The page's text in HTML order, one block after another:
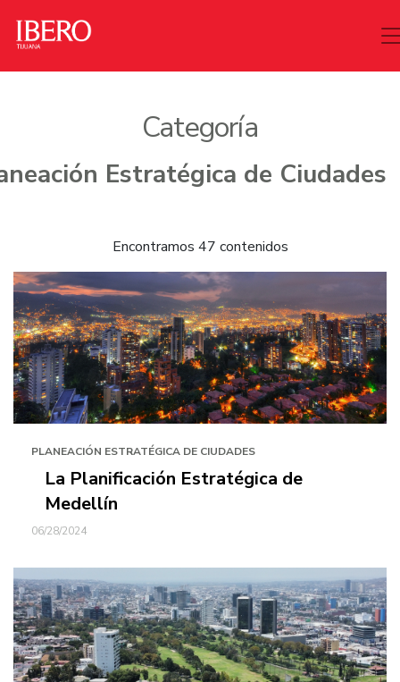
Categoría
Encontramos 47 contenidos
PLANEACIÓN ESTRATÉGICA DE CIUDADES
La Planificación Estratégica de
Medellín
06/28/2024